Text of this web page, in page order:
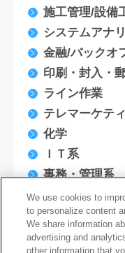
施工管理/設備
システムアナ
金融/バックオ
印刷・封入・
ライン作業
テレマーケテ
化学
ＩＴ系
事務・管理系
営業系
技術・研究系
販売・サービ
We use cookies to
to personalize content
We share information
advertising and
other information that